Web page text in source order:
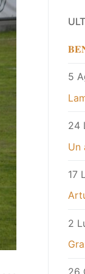
5
24
Un
17
2